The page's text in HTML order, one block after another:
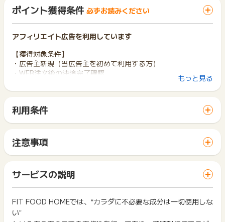
ポイント獲得条件 必ずお読みください
アフィリエイト広告を利用しています
【獲得対象条件】
・広告主新規（当広告主を初めて利用する方）
・WEB注文後の決済完了確認
【獲得対象外条件】
・商品受領の延期や受取拒否
・1世帯2回以上の申込
※ポイントに関するお問い合わせは、
ポイントタウンのサポート
までお問い合わせください。ポイントについて、広告主に直接
お問い合わせをした場合、ポイント獲得対象外となる場合がご
もっと見る
利用条件
サイトに移動してからお申し込みやお買い物が完了するまでの
間に、同じブラウザ（※）で他のサイトに移動した場合はポイン
ト獲得ができません。
「 ショッピングでポイントGET 」ボタンを押した時とサービ
ス・お買い物利用時で、デバイス・ブラウザが異なる場合はポ
イント獲得ができません。
2回以上同じお買い物・サービスをご利用される場合は、毎回
ポイントタウンに戻り、「 ショッピングでポイントGET 」ボ
注意事項
一部のサービスにつきましては、1商品につき10円単位の金額
は切り捨てとなります。
ポイント獲得が1ポイント未満のものは切り捨てとなり、ポイ
ント履歴には記載されません。
原則として広告主側のポイント等を利用して支払われた金額分
につきましては、ポイントタウンのポイント獲得の対象には含
サービスの説明
FIT FOOD HOMEでは、“カラダに不必要な成分は一切使用しな
い”